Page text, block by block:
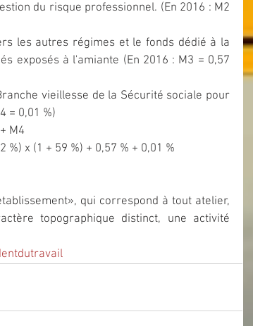
du risque professionnel. (En 2016 : M2
les autres régimes et le fonds dédié à la
exposés à l'amiante (En 2016 : M3 = 0,57
vieillesse de la Sécurité sociale pour
= 0,01 %)
M4
x (1 + 59 %) + 0,57 % + 0,01 %
qui correspond à tout atelier,
topographique distinct, une activité